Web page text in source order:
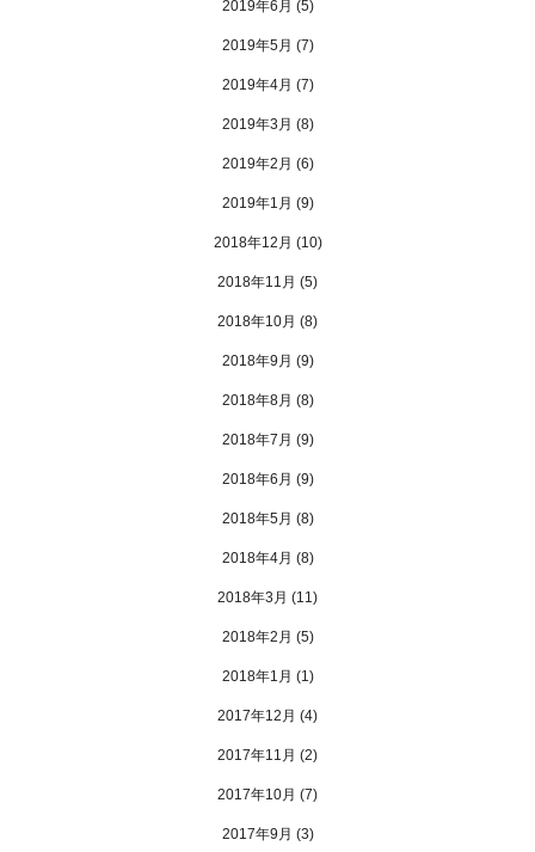
2019年6月 (5)
2019年5月 (7)
2019年4月 (7)
2019年3月 (8)
2019年2月 (6)
2019年1月 (9)
2018年12月 (10)
2018年11月 (5)
2018年10月 (8)
2018年9月 (9)
2018年8月 (8)
2018年7月 (9)
2018年6月 (9)
2018年5月 (8)
2018年4月 (8)
2018年3月 (11)
2018年2月 (5)
2018年1月 (1)
2017年12月 (4)
2017年11月 (2)
2017年10月 (7)
2017年9月 (3)